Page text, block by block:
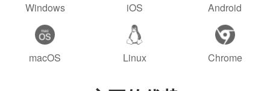
Windows iOS Android
macOS Linux Chrome